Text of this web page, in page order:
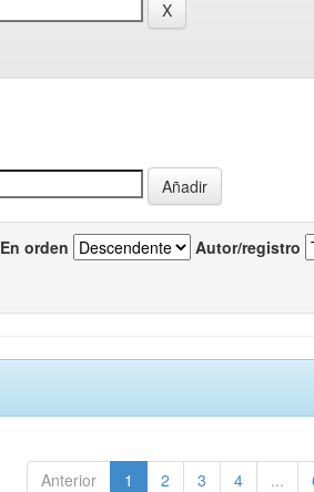
En orden Autor/registro
Anterior 1 2 3 4 ...